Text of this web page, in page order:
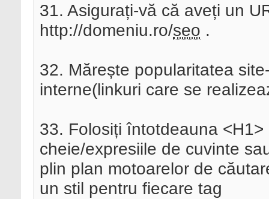
31. Asigurați-vă că aveți un
http://domeniu.ro/seo .
32. Mărește popularitatea
interne(linkuri care se
33. Folosiți întotdeauna
cheie/expresiile de cuvinte
plin plan motoarelor de
un stil pentru fiecare tag